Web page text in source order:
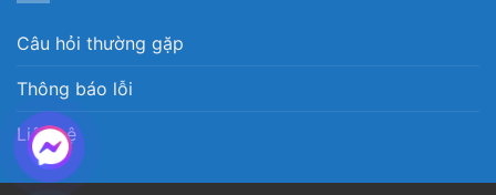
Câu hỏi thường gặp
Thông báo lỗi
Liên hệ